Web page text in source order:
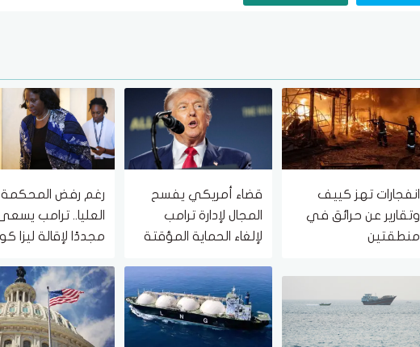
انفجارات تهز كييف
وتقارير عن حرائق في
منطقتين
قضاء أمريكي يفسح
المجال لإدارة ترامب
لإلغاء الحماية المؤقتة
السودان وميانمار
رغم رفض المحكمة
العليا.. ترامب
مجددًا لإقالة ليزا